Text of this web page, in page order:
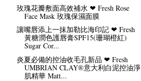
玫瑰花瓣敷面高效補水 ❤ Fresh Rose
Face Mask 玫瑰保濕面膜
讓嘴唇添上一抹加勒比海印記 ❤ Fresh
黃糖潤色護唇膏SPF15(珊瑚橙紅)
Sugar Cor...
炎夏必備的控油收毛孔新品 ❤ Fresh
UMBRIAN CLAY®意大利白泥控油淨
肌精華 Matt...